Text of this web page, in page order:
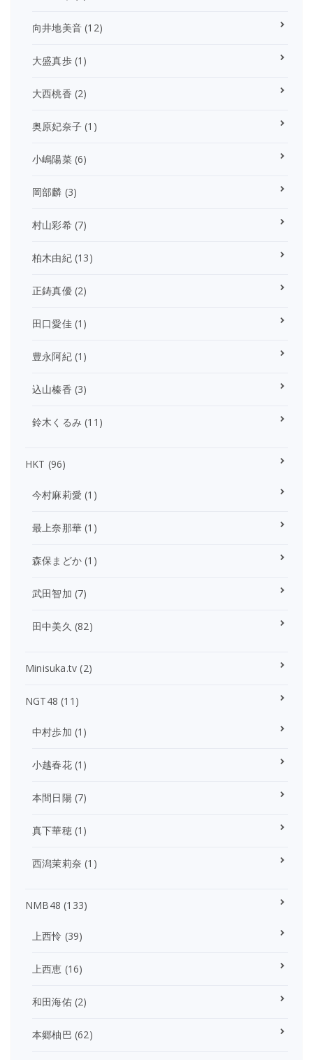
向井地美音 (12)
大盛真歩(1)
大西桃香 (2)
奥原妃奈子 (1)
小嶋陽菜(6)
岡部麟 (3)
村山彩希(7)
柏木由紀(13)
正鋳真優(2)
田口愛佳(1)
豊永阿紀(1)
込山榛香 (3)
鈴木くるみ (11)
HKT (96)
今村麻莉愛 (1)
最上奈那華 (1)
森保まどか (1)
武田智加 (7)
田中美久 (82)
Minisuka.tv (2)
NGT48 (11)
中村歩加 (1)
小越春花(1)
本間日陽(7)
真下華穂(1)
西潟茉莉奈 (1)
NMB48 (133)
上西怜 (39)
上西恵 (16)
和田海佑(2)
本郷柚巴 (62)